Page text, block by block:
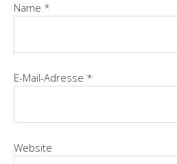
Name *
E-Mail-Adresse *
Website